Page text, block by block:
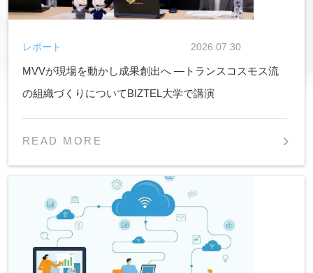
MVVが現場を動かし成果創出へ ―トランスコスモス流
の組織づくりについてBIZTEL大学で講演
2026.07.30
レポート
READ MORE